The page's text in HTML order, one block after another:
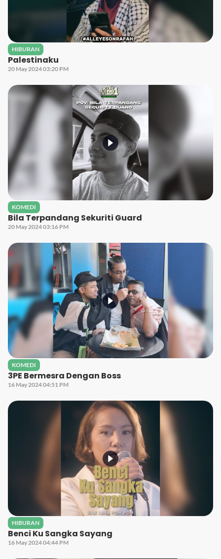
HIBURAN
Palestinaku
20 May 2024 03:20 PM
KOMEDI
Bila Terpandang Sekuriti Guard
20 May 2024 03:16 PM
KOMEDI
3PE Bermesra Dengan Boss
16 May 2024 04:51 PM
HIBURAN
Benci Ku Sangka Sayang
16 May 2024 04:44 PM